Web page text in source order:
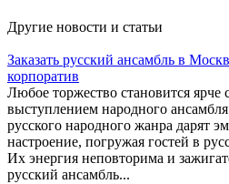
Другие новости и статьи
Заказать русский ансамбль в
корпоратив
Любое торжество становится
выступлением народного
русского народного жанра дарят
настроение, погружая гостей в
Их энергия неповторима и
русский ансамбль...